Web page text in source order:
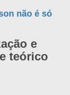
não é só
e
teórico